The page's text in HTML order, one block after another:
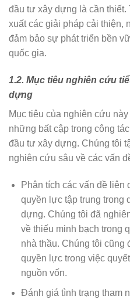
đầu tư xây dựng là cần thiết.
xuất các giải pháp cải thiện,
đảm bảo sự phát triển bền
quốc gia.
1.2. Mục tiêu nghiên cứu
dựng
Mục tiêu của nghiên cứu
những bất cập trong công
đầu tư xây dựng. Chúng tôi
nghiên cứu sâu về các vấn
Phân tích các vấn đề liên
quyền lực tập trung trong
dựng. Chúng tôi đã
về thiếu minh bạch trong
nhà thầu. Chúng tôi cũng
quyền lực trong việc
nguồn vốn.
Đánh giá tình trạng tham